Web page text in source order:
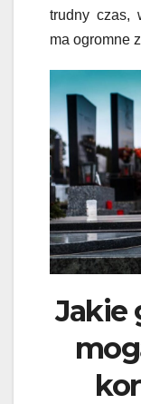
trudny czas,
ma ogromne
Jakie